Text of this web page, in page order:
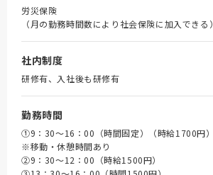
労災保険
（月の勤務時間数により社会保険に加入できる）
社内制度
研修有、入社後も研修有
勤務時間
①9：30～16：00（時間固定）（時給1700円）
※移動・休憩時間あり
➁9：30～12：00（時給1500円）